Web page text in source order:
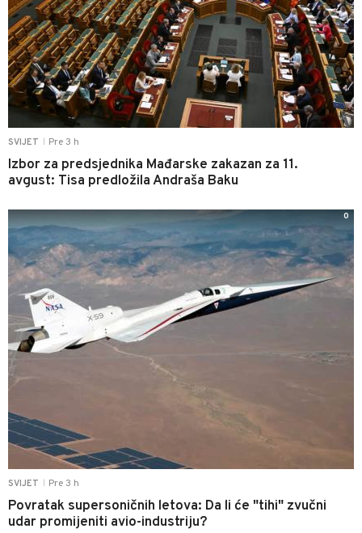
SVIJET Pre 3 h
Izbor za predsjednika Mađarske zakazan za 11.
avgust: Tisa predložila Andraša Baku
SVIJET Pre 3 h
Povratak supersoničnih letova: Da li će "tihi" zvučni
udar promijeniti avio-industriju?
0